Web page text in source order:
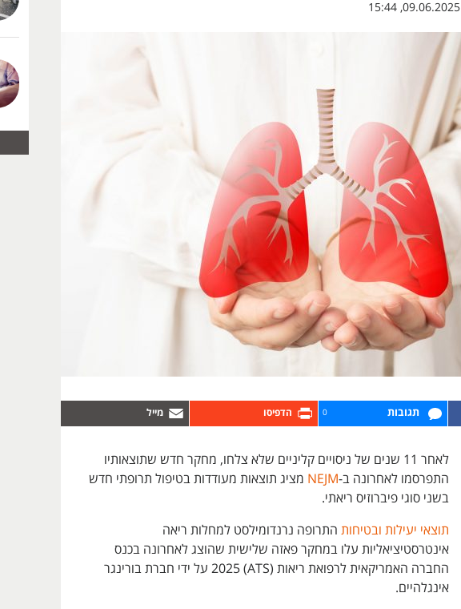
09.06.2025, 15:44
תגובות 0
לאחר 11 שנים של ניסויים קליניים שלא צלחו, מחקר חדש שתוצאותיו
התפרסמו לאחרונה ב-NEJM מציג תוצאות מעודדות בטיפול תרופתי חדש
בשני סוגי פיברוזיס ריאתי.
תוצאי יעילות ובטיחות התרופה נרנדומילסט למחלות ריאה
אינטרסטיציאליות עלו במחקר פאזה שלישית שהוצג לאחרונה בכנס
החברה האמריקאית לרפואת ריאות (ATS) 2025 על ידי חברת בורינגר
אינגלהיים.